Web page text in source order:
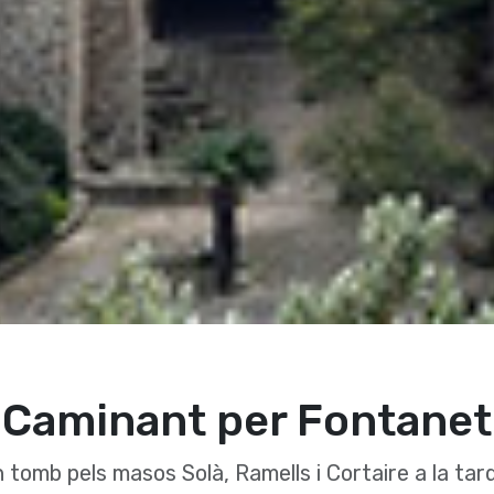
Caminant per Fontanet
tomb pels masos Solà, Ramells i Cortaire a la